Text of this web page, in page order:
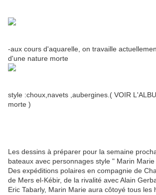
-aux cours d'aquarelle, on travaille
d'une nature morte
style :choux,navets ,aubergines.( VOIR
morte )
Les dessins à préparer pour la semaine
bateaux avec personnages style " Marin Marie
Des expéditions polaires en compagnie de
de Mers el-Kébir, de la rivalité avec Alain
Eric Tabarly, Marin Marie aura côtoyé tous les